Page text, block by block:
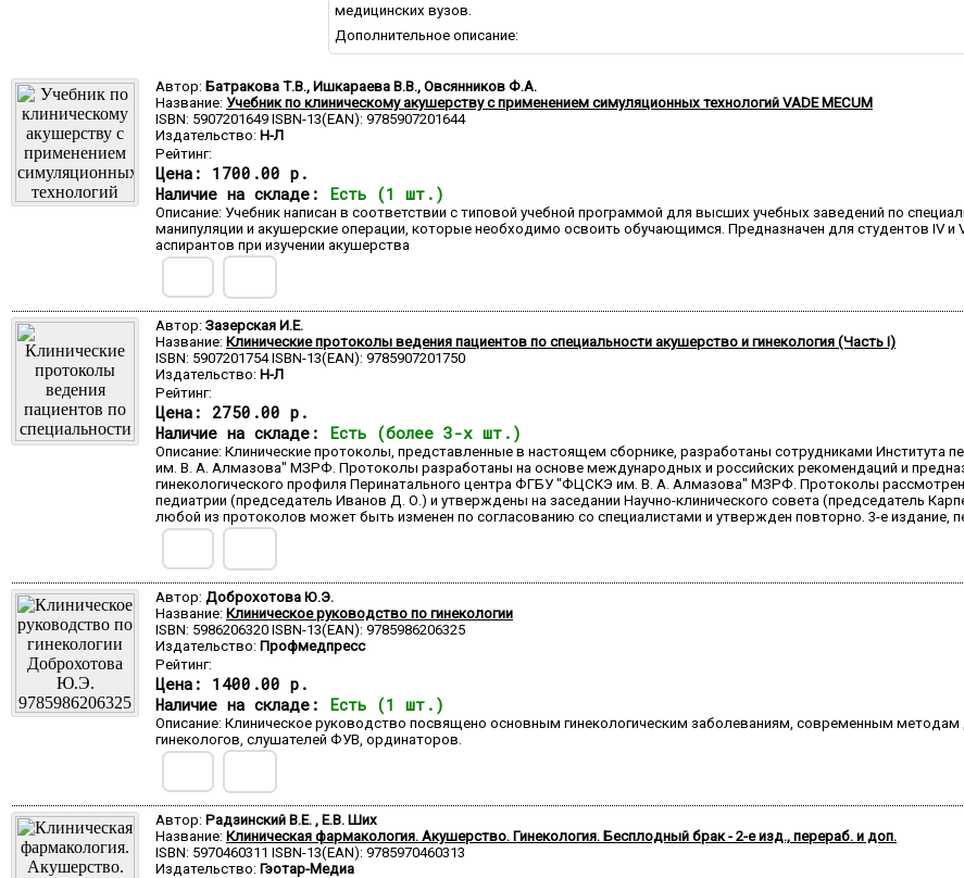
медицинских вузов.
Дополнительное описание:
Автор: Батракова Т.В., Ишкараева В.В., Овсянников Ф.А.
Название: Учебник по клиническому акушерству с применением симуляционных технологий VADE MECUM
ISBN: 5907201649 ISBN-13(EAN): 9785907201644
Издательство: Н-Л
Рейтинг:
Цена: 1700.00 р.
Наличие на складе: Есть (1 шт.)
Описание: Учебник написан в соответствии с типовой учебной программой для высших учебных заведений по
манипуляции и акушерские операции, которые необходимо освоить обучающимся. Предназначен для студентов IV и
аспирантов при изучении акушерства
Автор: Зазерская И.Е.
Название: Клинические протоколы ведения пациентов по специальности акушерство и гинекология (Часть I)
ISBN: 5907201754 ISBN-13(EAN): 9785907201750
Издательство: Н-Л
Рейтинг:
Цена: 2750.00 р.
Наличие на складе: Есть (более 3-х шт.)
Описание: Клинические протоколы, представленные в настоящем сборнике, разработаны сотрудниками Института
им. В. А. Алмазова" МЗРФ. Протоколы разработаны на основе международных и российских рекомендаций и
гинекологического профиля Перинатального центра ФГБУ "ФЦСКЭ им. В. А. Алмазова" МЗРФ. Протоколы
педиатрии (председатель Иванов Д. О.) и утверждены на заседании Научно-клинического совета (председатель
любой из протоколов может быть изменен по согласованию со специалистами и утвержден повторно. 3-е издание,
Автор: Доброхотова Ю.Э.
Название: Клиническое руководство по гинекологии
ISBN: 5986206320 ISBN-13(EAN): 9785986206325
Издательство: Профмедпресс
Рейтинг:
Цена: 1400.00 р.
Наличие на складе: Есть (1 шт.)
Описание: Клиническое руководство посвящено основным гинекологическим заболеваниям, современным методам
гинекологов, слушателей ФУВ, ординаторов.
Автор: Радзинский В.Е. , Е.В. Ших
Название: Клиническая фармакология. Акушерство. Гинекология. Бесплодный брак - 2-е изд., перераб. и доп.
ISBN: 5970460311 ISBN-13(EAN): 9785970460313
Издательство: Гэотар-Медиа